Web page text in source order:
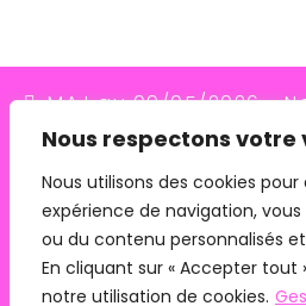
Nous respectons votre
Nous utilisons des cookies
expérience de navigation,
ou du contenu personnalisés
En cliquant sur « Accepter tout
notre utilisation de cookies.
MAJ au 09/05/2026 -
plus le transporteur
redressement judiciaire
n'assurent plus les
07/05/26). Pour les
remise en main propre,